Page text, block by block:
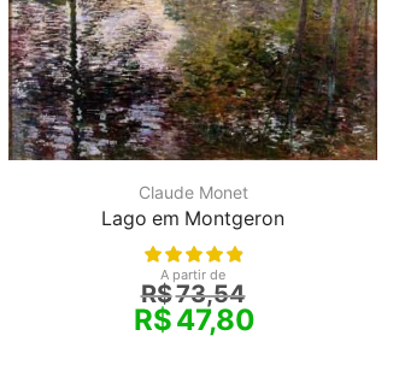
Claude Monet
Lago em Montgeron
A partir de
R$73,54
R$47,80